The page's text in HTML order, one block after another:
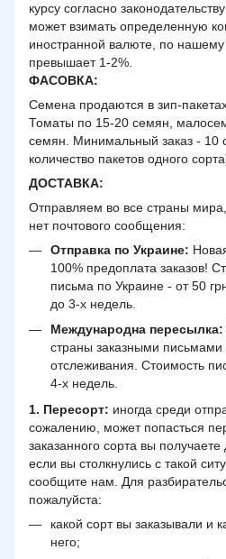
курсу согласно
может взимать определенную
иностранной валюте, по
превышает 1-2%.
ФАСОВКА:
Семена продаются в зип-
Томаты по 15-20 семян,
семян. Минимальный заказ - 10
количество пакетов одного
ДОСТАВКА:
Отправляем во все страны
нет почтового сообщения:
Отправка по Украине:
100% предоплата заказов!
письма по Украине - от 50
до 3-х недель.
Международна пересылка:
страны заказными
отслеживания. Стоимость
4-х недель.
1. Пересорт: иногда среди
сожалению, может попасться
заказанного сорта вы получаете
если вы столкнулись с такой
сообщите нам. Для
пожалуйста:
какой сорт вы заказывали и
него;